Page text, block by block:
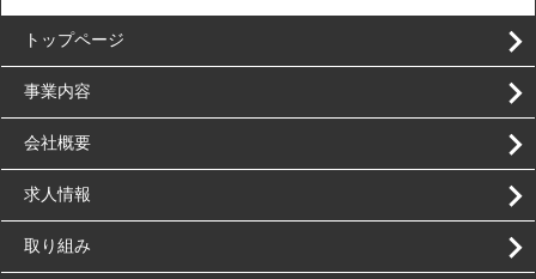
トップページ
事業内容
会社概要
求人情報
取り組み